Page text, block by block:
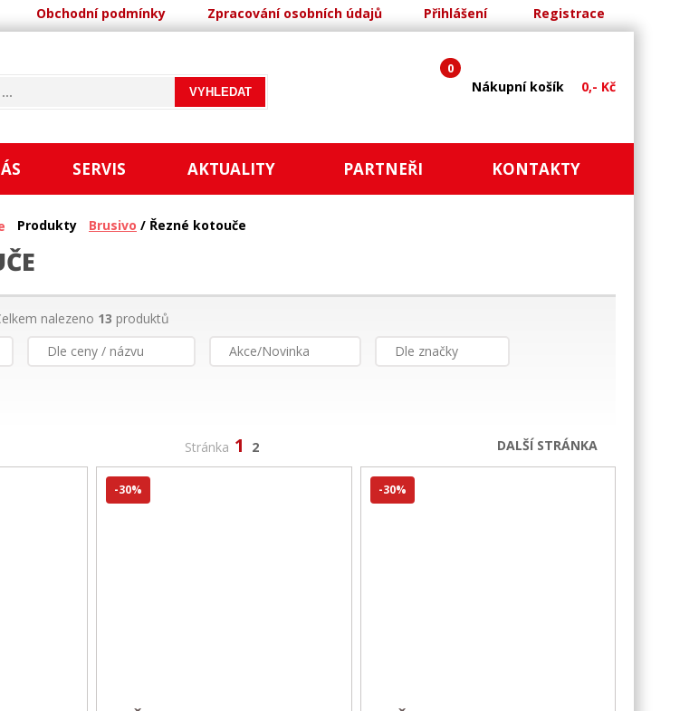
Obchodní podmínky Zpracování osobních údajů Přihlášení Registrace
Nákupní košík 0,- Kč
0
SERVIS AKTUALITY PARTNEŘI KONTAKTY
Produkty Brusivo / Řezné kotouče
nalezeno 13 produktů
Dle ceny / názvu Akce/Novinka Dle značky
Stránka 1 2 DALŠÍ STRÁNKA
-30% -30%